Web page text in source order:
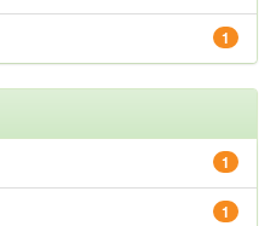
1
1
1